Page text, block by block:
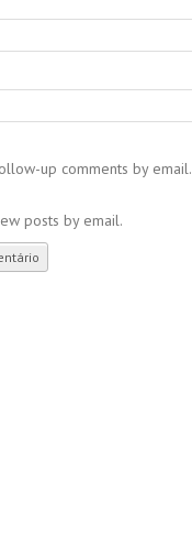
up comments by email.
posts by email.